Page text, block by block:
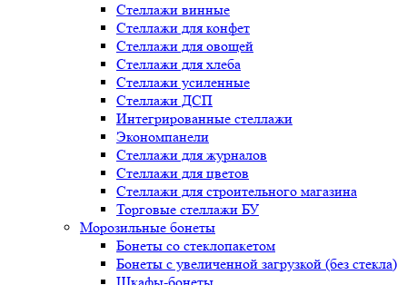
Стеллажи винные
Стеллажи для конфет
Стеллажи для овощей
Стеллажи для хлеба
Стеллажи усиленные
Стеллажи ДСП
Интегрированные стеллажи
Экономпанели
Стеллажи для журналов
Стеллажи для цветов
Стеллажи для строительного магазина
Торговые стеллажи БУ
Морозильные бонеты
Бонеты со стеклопакетом
Бонеты с увеличенной загрузкой (без стекла)